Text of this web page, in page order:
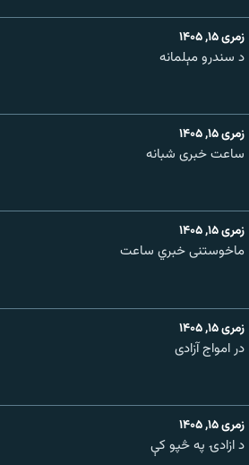
زمری ۱۵, ۱۴۰۵
د سندرو مېلمانه
زمری ۱۵, ۱۴۰۵
ساعت خبری شبانه
زمری ۱۵, ۱۴۰۵
ماخوستنی خبري ساعت
زمری ۱۵, ۱۴۰۵
در امواج آزادی
زمری ۱۵, ۱۴۰۵
د ازادۍ په څپو کې